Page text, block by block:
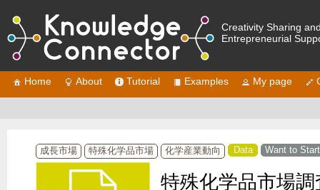
Creativity Sharing
Entrepreneurial
Home About Tutorial Examples My page
成長市場 特殊化学品市場 化学産業動向 Data Want to
特殊化学品市場